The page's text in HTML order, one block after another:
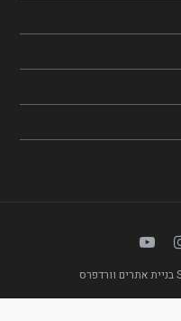
בניית אתרים וורדפרס